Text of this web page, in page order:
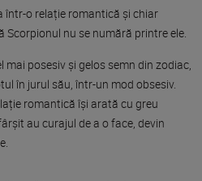
într-o relație romantică și chiar
nu se numără printre ele.
posesiv și gelos semn din zodiac,
în jurul său, într-un mod obsesiv.
romantică își arată cu greu
au curajul de a o face, devin